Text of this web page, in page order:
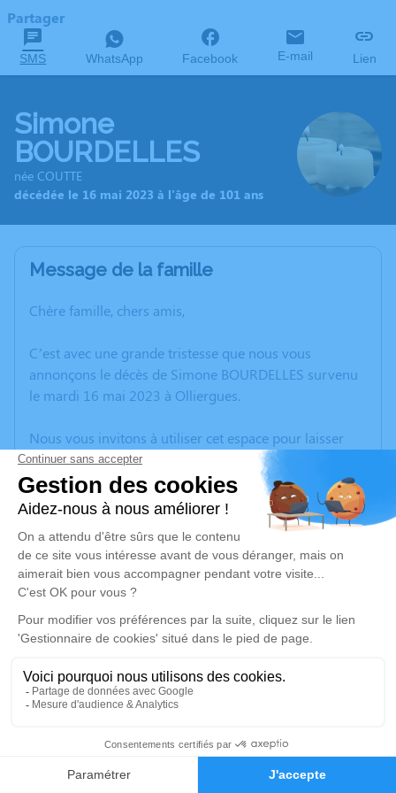
Faire-part Hommages
Partager
SMS WhatsApp Facebook E-mail Lien
Simone
BOURDELLES
née COUTTE
décédée le 16 mai 2023 à l'âge de 101 ans
Message de la famille
Chère famille, chers amis,
C’est avec une grande tristesse que nous vous
annonçons le décès de Simone BOURDELLES survenu
le mardi 16 mai 2023 à Olliergues.
Nous vous invitons à utiliser cet espace pour laisser
vos condoléances, partager des photos souvenirs, une
anecdote ou exprimer vos pensées à travers des
poèmes ou des textes. Cet endroit est un lieu
d'expression dédié à honorer la mémoire de Simone
BOURDELLES.
Un service de plantation d’arbre hommage est
disponible ici
Cérémonie religieuse
Église Notre Dame de l'Assomption
d'Olliergues